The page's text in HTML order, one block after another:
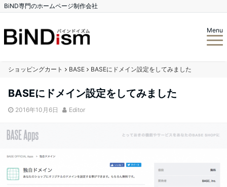
BiND専門のホームページ制作会社
Menu
ショッピングカート BASE BASEにドメイン設定をしてみました
BASEにドメイン設定をしてみました
2016年10月6日 Editor